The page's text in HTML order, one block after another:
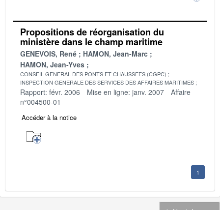
Propositions de réorganisation du
ministère dans le champ maritime
GENEVOIS, René
HAMON, Jean-Marc
HAMON, Jean-Yves
CONSEIL GENERAL DES PONTS ET CHAUSSEES (CGPC)
INSPECTION GENERALE DES SERVICES DES AFFAIRES MARITIMES
Rapport: févr. 2006 Mise en ligne: janv. 2007
Affaire
n°004500-01
Accéder à la notice
1